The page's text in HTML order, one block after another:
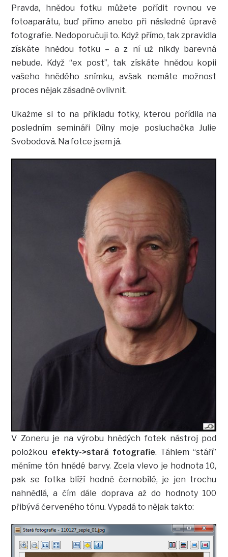
Pravda, hnědou fotku můžete pořídit rovnou ve
fotoaparátu, buď přímo anebo při následné úpravě
fotografie. Nedoporučuji to. Když přímo, tak zpravidla
získáte hnědou fotku – a z ní už nikdy barevná
nebude. Když “ex post”, tak získáte hnědou kopii
vašeho hnědého snímku, avšak nemáte možnost
proces nějak zásadně ovlivnit.
Ukažme si to na příkladu fotky, kterou pořídila na
posledním semináři Dílny moje posluchačka Julie
Svobodová. Na fotce jsem já.
V Zoneru je na výrobu hnědých fotek nástroj pod
položkou efekty->stará fotografie. Táhlem “stáří”
měníme tón hnědé barvy. Zcela vlevo je hodnota 10,
pak se fotka blíží hodně černobílé, je jen trochu
nahnědlá, a čím dále doprava až do hodnoty 100
přibývá červeného tónu. Vypadá to nějak takto: